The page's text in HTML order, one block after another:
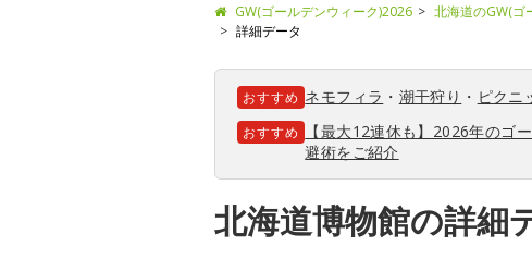
GW(ゴールデンウィーク)2026 北海道のGW(ゴ
詳細データ
おすすめ ネモフィラ ・ 潮干狩り ・ ピクニ
おすすめ
【最大12連休も】2026年のゴ
避術をご紹介
北海道博物館の詳細